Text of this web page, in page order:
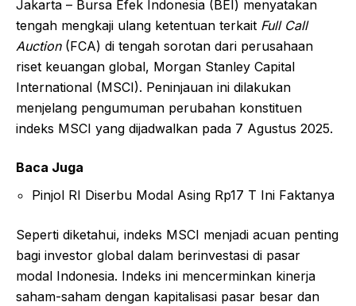
Jakarta – Bursa Efek Indonesia (BEI) menyatakan
tengah mengkaji ulang ketentuan terkait Full Call
Auction(FCA) di tengah sorotan dari perusahaan
riset keuangan global, Morgan Stanley Capital
International (MSCI). Peninjauan ini dilakukan
menjelang pengumuman perubahan konstituen
indeks MSCI yang dijadwalkan pada 7 Agustus 2025.
Baca Juga
Pinjol RI Diserbu Modal Asing Rp17 T Ini Faktanya
Seperti diketahui, indeks MSCI menjadi acuan penting
bagi investor global dalam berinvestasi di pasar
modal Indonesia. Indeks ini mencerminkan kinerja
saham-saham dengan kapitalisasi pasar besar dan